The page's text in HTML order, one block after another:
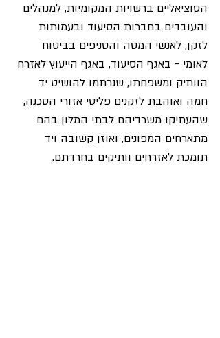
הסוציאליים ברשויות המקומיות, למנהלים
והעובדים בחברות הסיעוד ובעמותות
לזקן, לאנשי המטה והסניפים בביטוח
לאומי - באגף הסיעוד, באגף הייעוץ לאזרח
הוותיק ומשפחתו, שנרתמו להושיט יד
חמה ואוהבת לזקנים פליטי אזורי הסכנה,
שהעתיקו משרדיהם לבתי המלון בהם
מתארחים המפונים, ואוזן קשובה ויד
תומכת לאזרחים וותיקים בחרדתם.